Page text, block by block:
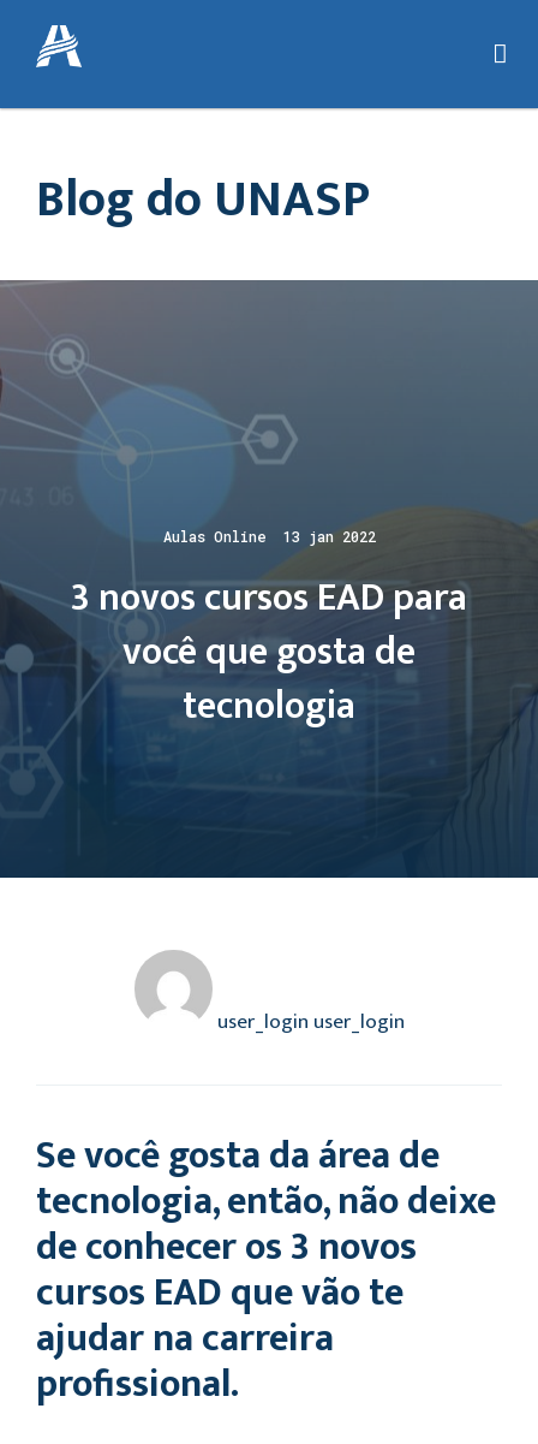
Blog do UNASP
Aulas Online 13 jan 2022
3 novos cursos EAD para
você que gosta de
tecnologia
user_login user_login
Se você gosta da área de
tecnologia, então, não deixe
de conhecer os 3 novos
cursos EAD que vão te
ajudar na carreira
profissional.